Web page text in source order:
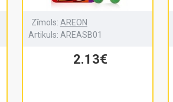
Zīmols: AREON
Artikuls: AREASB01
2.13€